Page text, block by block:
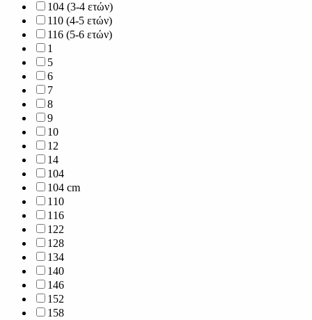
104 (3-4 ετών)
110 (4-5 ετών)
116 (5-6 ετών)
1
5
6
7
8
9
10
12
14
104
104 cm
110
116
122
128
134
140
146
152
158